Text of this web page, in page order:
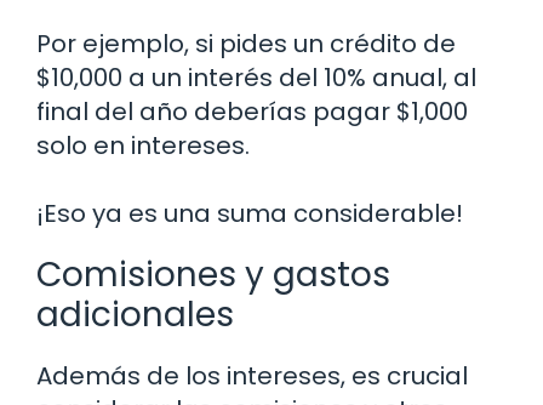
Por ejemplo, si pides un crédito de
$10,000 a un interés del 10% anual, al
final del año deberías pagar $1,000
solo en intereses.
¡Eso ya es una suma considerable!
Comisiones y gastos
adicionales
Además de los intereses, es crucial